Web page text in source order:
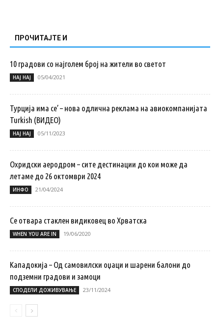
ПРОЧИТАЈТЕ И
10 градови со најголем број на жители во светот
НАЈ НАЈ 05/04/2021
Турција има се’ – нова одлична реклама на авиокомпанијата
Turkish (ВИДЕО)
НАЈ НАЈ 05/11/2023
Охридски аеродром – сите дестинации до кои може да
летаме до 26 октомври 2024
ИНФО 21/04/2024
Се отвара стаклен видиковец во Хрватска
WHEN YOU ARE IN 19/06/2020
Кападокија – Од самовилски оџаци и шарени балони до
подземни градови и замоци
СПОДЕЛИ ДОЖИВУВАЊЕ 23/11/2024